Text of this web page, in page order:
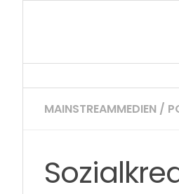
MAINSTREAMMEDIEN /